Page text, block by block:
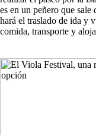
es en un peñero que sale
hará el traslado de ida y
comida, transporte y